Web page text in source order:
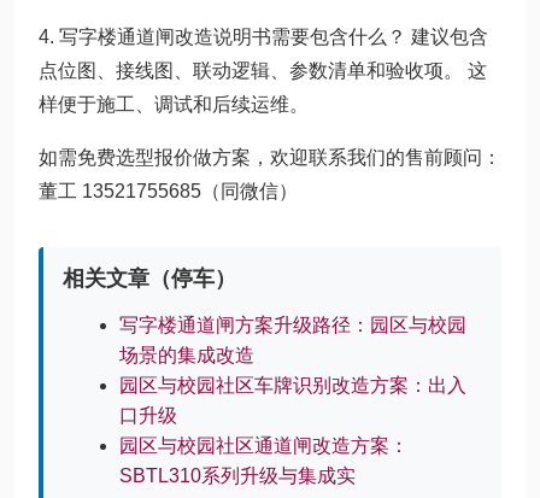
4. 写字楼通道闸改造说明书需要包含什么？ 建议包含
点位图、接线图、联动逻辑、参数清单和验收项。 这
样便于施工、调试和后续运维。
如需免费选型报价做方案，欢迎联系我们的售前顾问：
董工 13521755685（同微信）
相关文章（停车）
写字楼通道闸方案升级路径：园区与校园
场景的集成改造
园区与校园社区车牌识别改造方案：出入
口升级
园区与校园社区通道闸改造方案：
SBTL310系列升级与集成实